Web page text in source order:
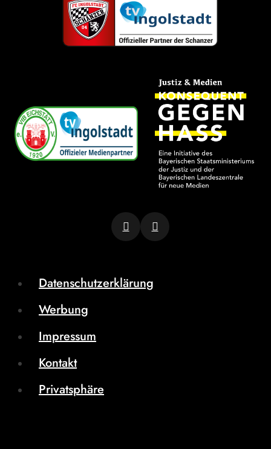
Datenschutzerklärung
Werbung
Impressum
Kontakt
Privatsphäre